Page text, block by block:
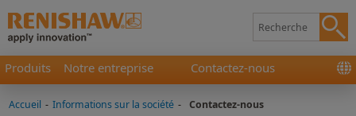
Produits Notre entreprise Contactez-nous
Accueil - Informations sur la société - Contactez-nous